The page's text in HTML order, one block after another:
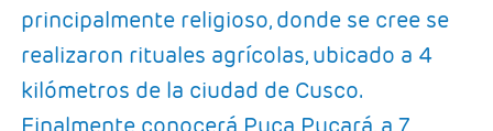
principalmente religioso, donde se cree se
realizaron rituales agrícolas, ubicado a 4
kilómetros de la ciudad de Cusco.
Finalmente conocerá Puca Pucará, a 7